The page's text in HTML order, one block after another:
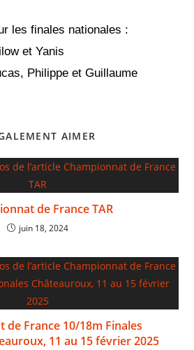
les finales nationales :
et Yanis
Philippe et Guillaume
AIMER
de France TAR
juin 18, 2024
de France 10/18m Finales
11 au 15 février 2025